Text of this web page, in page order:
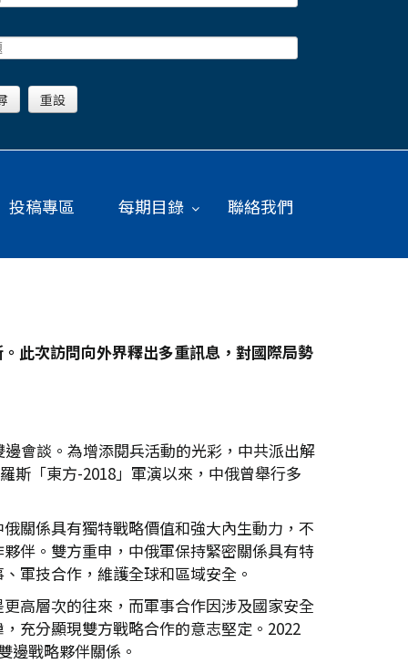
投稿專區 每期目錄 聯絡我們
此次訪問向外界釋出多重訊息，對國際局勢
會談。為增添閱兵活動的光彩，中共派出解
斯「東方-2018」軍演以來，中俄曾舉行多
關係具有獨特戰略價值和強大內生動力，不
伴。雙方重申，中俄軍保持緊密關係具有特
軍技合作，維護全球和區域安全。
高層次的往來，而軍事合作因涉及國家安全
充分顯現雙方戰略合作的意志堅定。2022
邊戰略夥伴關係。